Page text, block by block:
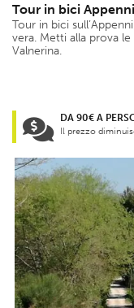
Tour in bici
Tour in bici
vera. Metti alla prova
Valnerina.
DA 90€ A
Il prezzo